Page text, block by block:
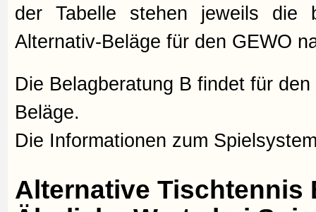
der Tabelle stehen jeweils die
Alternativ-Beläge für den GEWO
Die Belagberatung B findet für
Beläge.
Die Informationen zum
Alternative Tischtennis